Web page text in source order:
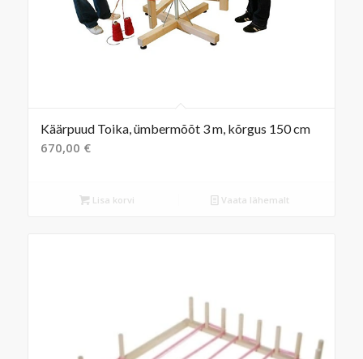
Käärpuud Toika, ümbermõõt 3 m, kõrgus 150 cm
670,00 €
Lisa korvi Vaata lähemalt